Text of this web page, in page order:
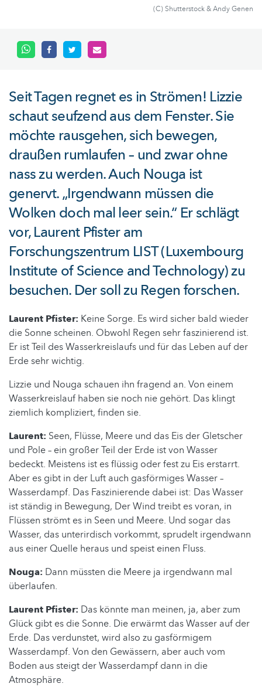
(C) Shutterstock & Andy Genen
Seit Tagen regnet es in Strömen! Lizzie
schaut seufzend aus dem Fenster. Sie
möchte rausgehen, sich bewegen,
draußen rumlaufen – und zwar ohne
nass zu werden. Auch Nouga ist
genervt. „Irgendwann müssen die
Wolken doch mal leer sein.“ Er schlägt
vor, Laurent Pfister am
Forschungszentrum LIST (Luxembourg
Institute of Science and Technology) zu
besuchen. Der soll zu Regen forschen.
Laurent Pfister: Keine Sorge. Es wird sicher bald wieder
die Sonne scheinen. Obwohl Regen sehr faszinierend ist.
Er ist Teil des Wasserkreislaufs und für das Leben auf der
Erde sehr wichtig.
Lizzie und Nouga schauen ihn fragend an. Von einem
Wasserkreislauf haben sie noch nie gehört. Das klingt
ziemlich kompliziert, finden sie.
Laurent: Seen, Flüsse, Meere und das Eis der Gletscher
und Pole – ein großer Teil der Erde ist von Wasser
bedeckt. Meistens ist es flüssig oder fest zu Eis erstarrt.
Aber es gibt in der Luft auch gasförmiges Wasser –
Wasserdampf. Das Faszinierende dabei ist: Das Wasser
ist ständig in Bewegung, Der Wind treibt es voran, in
Flüssen strömt es in Seen und Meere. Und sogar das
Wasser, das unterirdisch vorkommt, sprudelt irgendwann
aus einer Quelle heraus und speist einen Fluss.
Nouga: Dann müssten die Meere ja irgendwann mal
überlaufen.
Laurent Pfister: Das könnte man meinen, ja, aber zum
Glück gibt es die Sonne. Die erwärmt das Wasser auf der
Erde. Das verdunstet, wird also zu gasförmigem
Wasserdampf. Von den Gewässern, aber auch vom
Boden aus steigt der Wasserdampf dann in die
Atmosphäre.